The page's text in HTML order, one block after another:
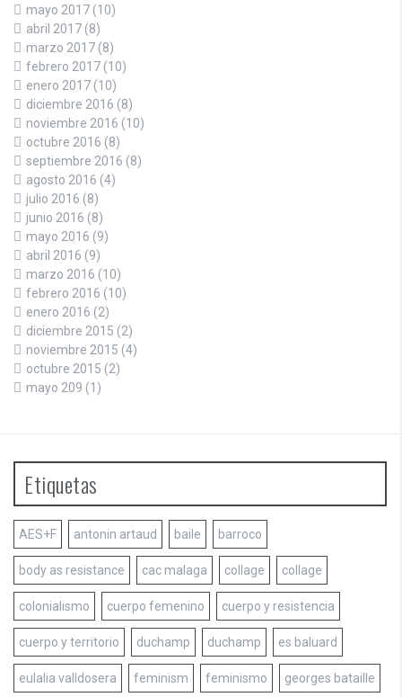
mayo 2017 (10)
abril 2017 (8)
marzo 2017 (8)
febrero 2017 (10)
enero 2017 (10)
diciembre 2016 (8)
noviembre 2016 (10)
octubre 2016 (8)
septiembre 2016 (8)
agosto 2016 (4)
julio 2016 (8)
junio 2016 (8)
mayo 2016 (9)
abril 2016 (9)
marzo 2016 (10)
febrero 2016 (10)
enero 2016 (2)
diciembre 2015 (2)
noviembre 2015 (4)
octubre 2015 (2)
mayo 209 (1)
Etiquetas
AES+F antonin artaud baile barroco
body as resistance cac malaga collage collage
colonialismo cuerpo femenino cuerpo y resistencia
cuerpo y territorio duchamp duchamp es baluard
eulalia valldosera feminism feminismo georges bataille